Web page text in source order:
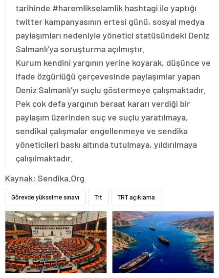
tarihinde #haremlikselamlik hashtagi ile yaptığı
twitter kampanyasının ertesi günü, sosyal medya
paylaşımları nedeniyle yönetici statüsündeki Deniz
Salmanlı’ya soruşturma açılmıştır.
Kurum kendini yargının yerine koyarak, düşünce ve
ifade özgürlüğü çerçevesinde paylaşımlar yapan
Deniz Salmanlı’yı suçlu göstermeye çalışmaktadır.
Pek çok defa yargının beraat kararı verdiği bir
paylaşım üzerinden suç ve suçlu yaratılmaya,
sendikal çalışmalar engellenmeye ve sendika
yöneticileri baskı altında tutulmaya, yıldırılmaya
çalışılmaktadır.
Kaynak: Sendika.Org
Görevde yükselme sınavı Trt TRT açıklama